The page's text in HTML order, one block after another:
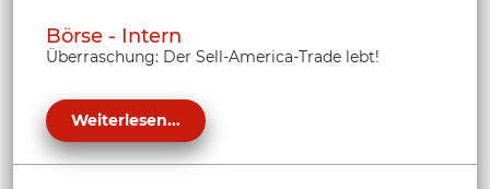
Börse - Intern
Überraschung: Der Sell-America-Trade lebt!
Weiterlesen...